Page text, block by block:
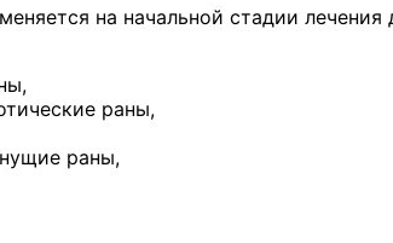
на начальной стадии
раны,
раны,